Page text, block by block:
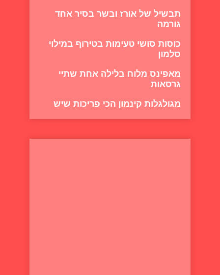
תבשיל של אורז ובשר בסיר אחד
גורמה
כוסות סושי טעימות בטירוף במילוי
סלמון
מאפינס מלוח בלילה אחת שתיי
גרסאות
מגולגלות קינמון הכי פריכות שיש